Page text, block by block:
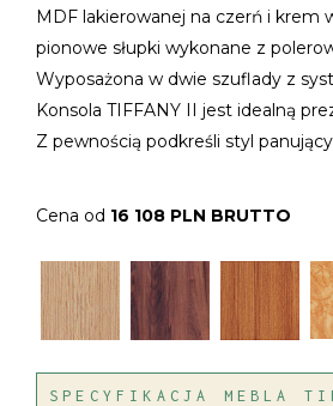
MDF lakierowanej na czerń i krem
pionowe słupki wykonane z
Wyposażona w dwie szuflady z
Konsola TIFFANY II jest idealną
Z pewnością podkreśli styl
Cena od 16 108 PLN BRUTTO
SPECYFIKACJA MEBLA